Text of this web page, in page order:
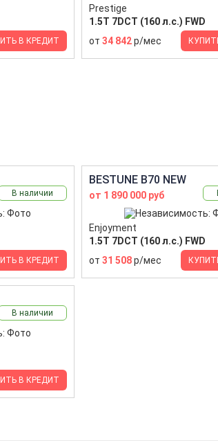
В КРЕДИТ
Prestige
1.5T 7DCT (160 л.с.) FWD
от 34 842р/мес
В наличии
В КРЕДИТ
BESTUNE B70 NEW
от 1 890 000 руб
Enjoyment
1.5T 7DCT (160 л.с.) FWD
от 31 508р/мес
В наличии
В КРЕДИТ